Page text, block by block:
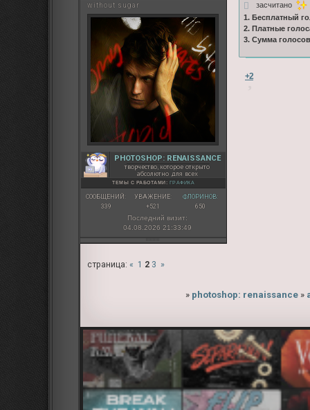
without sugar
PHOTOSHOP: RENAISSANCE
творчество, которое открыто
абсолютно для всех
ТЕМЫ С РАБОТАМИ: ГРАФИКА
СООБЩЕНИЙ:
339
УВАЖЕНИЕ:
+521
ФЛОРИНОВ:
650
Последний визит:
04.08.2026 21:33:49
засчитано
1. Бесплатный
2. Платные
3. Сумма
+2
страница:« 1 2 3 »
» photoshop: renaissance »